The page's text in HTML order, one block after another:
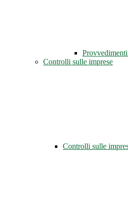
Controlli sulle imprese
Controlli sulle